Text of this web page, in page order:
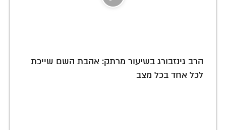
הרב גינזבורג בשיעור מרתק: אהבת השם שייכת
לכל אחד בכל מצב